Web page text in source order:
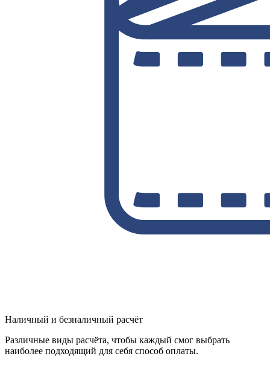
Наличный и безналичный расчёт
Различные виды расчёта, чтобы каждый смог выбрать
наиболее подходящий для себя способ оплаты.